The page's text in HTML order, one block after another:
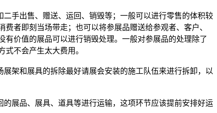
出售、赠送、运回、销毁等；一般可以进行零售的体积较
者即刻当场带走；也可以将参展品赠送给参观者、客户、
有价值的展品可以进行销毁处理。一般对参展品的处理除了
式不会产生太大费用。
和展具的拆除最好请展会安装的施工队伍来进行拆卸，以
品、展具、道具等进行运输，这项环节应该提前安排好运